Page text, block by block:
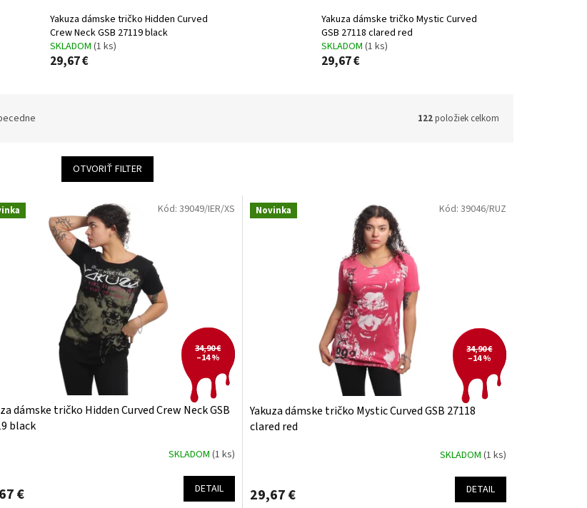
Yakuza dámske tričko Hidden Curved
Crew Neck GSB 27119 black
SKLADOM(1 ks)
29,67 €
Yakuza dámske tričko Mystic Curved
GSB 27118 clared red
SKLADOM (1 ks)
29,67 €
122položiek celkom
OTVORIŤ FILTER
34,90 €
–14 %
dámske tričko Hidden Curved Crew Neck GSB
black
SKLADOM (1 ks)
€ DETAIL
Kód: 39049/IER/XS Novinka
34,90 €
–14 %
Yakuza dámske tričko Mystic Curved GSB 27118
clared red
SKLADOM (1 ks)
29,67 € DETAIL
Kód: 39046/RUZ